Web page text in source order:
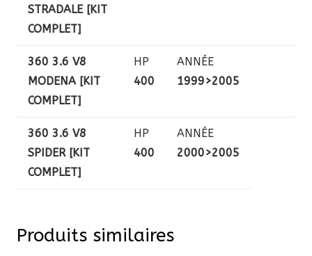
STRADALE [KIT
COMPLET]
360 3.6 V8
MODENA [KIT
COMPLET]
HP
400
ANNÉE
1999>2005
360 3.6 V8
SPIDER [KIT
COMPLET]
HP
400
ANNÉE
2000>2005
Produits similaires